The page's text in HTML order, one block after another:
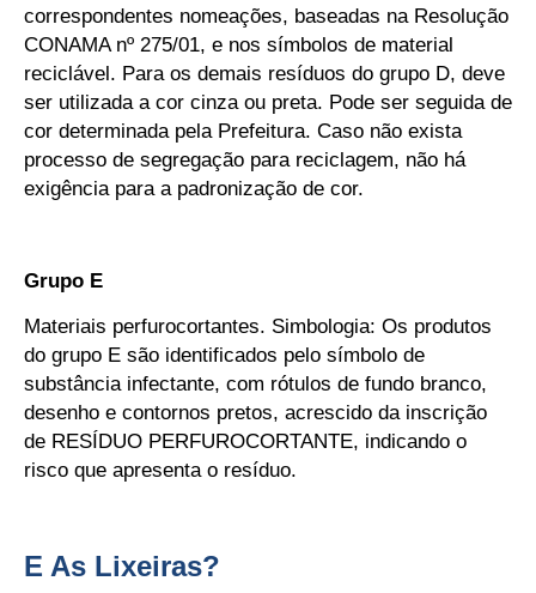
correspondentes nomeações, baseadas na Resolução
CONAMA nº 275/01, e nos símbolos de material
reciclável. Para os demais resíduos do grupo D, deve
ser utilizada a cor cinza ou preta. Pode ser seguida de
cor determinada pela Prefeitura. Caso não exista
processo de segregação para reciclagem, não há
exigência para a padronização de cor.
Grupo E
Materiais perfurocortantes. Simbologia: Os produtos
do grupo E são identificados pelo símbolo de
substância infectante, com rótulos de fundo branco,
desenho e contornos pretos, acrescido da inscrição
de RESÍDUO PERFUROCORTANTE, indicando o
risco que apresenta o resíduo.
E As Lixeiras?